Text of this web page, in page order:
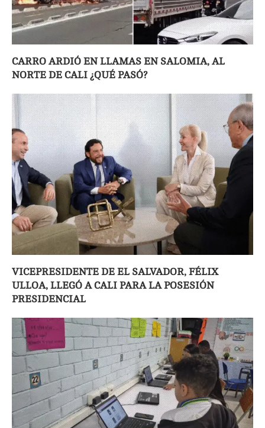
CARRO ARDIÓ EN LLAMAS EN SALOMIA, AL
NORTE DE CALI ¿QUÉ PASÓ?
VICEPRESIDENTE DE EL SALVADOR, FÉLIX
ULLOA, LLEGÓ A CALI PARA LA POSESIÓN
PRESIDENCIAL